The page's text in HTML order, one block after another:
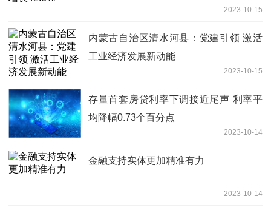
2023-10-15
内蒙古自治区清水河县：党建引领 激活
工业经济发展新动能
2023-10-15
存量首套房贷利率下调接近尾声 利率平
均降幅0.73个百分点
2023-10-14
金融支持实体更加精准有力
2023-10-14